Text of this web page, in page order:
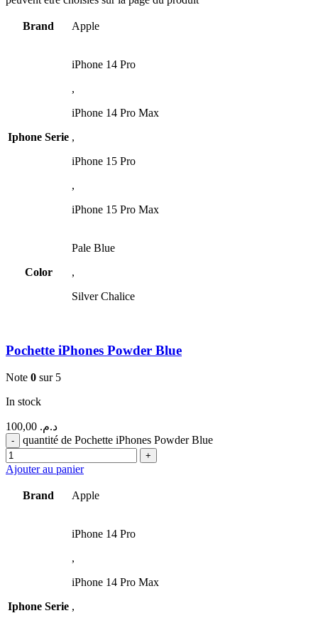
Brand Apple
Iphone Serie
iPhone 14 Pro
,
iPhone 14 Pro Max
,
iPhone 15 Pro
,
iPhone 15 Pro Max
Color
Pale Blue
,
Silver Chalice
Pochette iPhones Powder Blue
Note 0 sur 5
In stock
د.م.
quantité de Pochette iPhones Powder Blue
Ajouter au panier
Brand Apple
Iphone Serie
iPhone 14 Pro
,
iPhone 14 Pro Max
,